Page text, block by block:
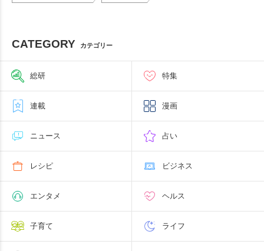
CATEGORY カテゴリー
総研 特集
連載 漫画
ニュース 占い
レシピ ビジネス
エンタメ ヘルス
子育て ライフ